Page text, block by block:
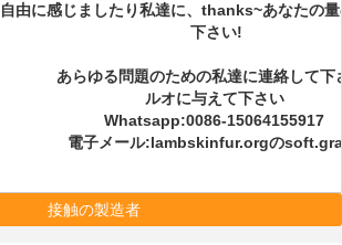
由に感じましたり私達に、thanks~あなたの
下さい!
あらゆる問題のための私達に連絡して
ルオに与えて下さい
Whatsapp:0086-15064155917
電子メール:lambskinfur.orgの
接触の製造者